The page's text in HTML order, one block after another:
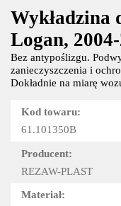
Wykładzina
Logan,
Bez antypoślizgu.
zanieczyszczenia i
Dokładnie na miarę
Kod towaru:
61.101350B
Producent:
REZAW-PLAST
Materiał: